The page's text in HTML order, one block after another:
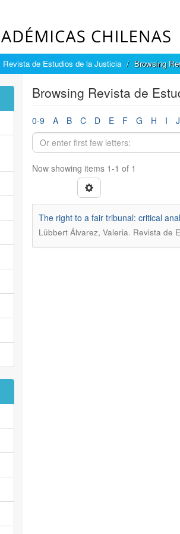
Revista de Estudios de la Justicia Browsing
Browsing Revista de
0-9 A B C D E F G H I J
Now showing items 1-1 of 1
The right to a fair tribunal: critical
Lübbert Álvarez, Valeria. Revista de